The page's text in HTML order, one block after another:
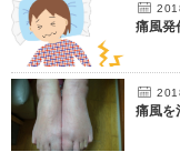
痛風発
痛風を